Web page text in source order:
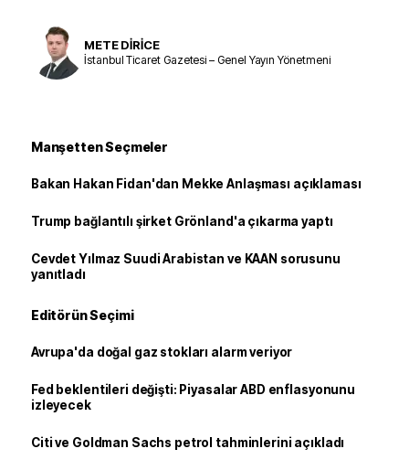
METE DİRİCE
İstanbul Ticaret Gazetesi – Genel Yayın Yönetmeni
Manşetten Seçmeler
Bakan Hakan Fidan'dan Mekke Anlaşması açıklaması
Trump bağlantılı şirket Grönland'a çıkarma yaptı
Cevdet Yılmaz Suudi Arabistan ve KAAN sorusunu
yanıtladı
Editörün Seçimi
Avrupa'da doğal gaz stokları alarm veriyor
Fed beklentileri değişti: Piyasalar ABD enflasyonunu
izleyecek
Citi ve Goldman Sachs petrol tahminlerini açıkladı